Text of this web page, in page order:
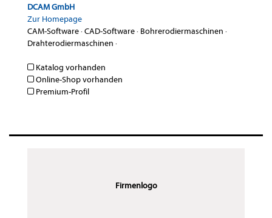
DCAM GmbH
Zur Homepage
CAM-Software·CAD-Software· Bohrerodiermaschinen ·
Drahterodiermaschinen ·
Katalog vorhanden
Online-Shop vorhanden
Premium-Profil
Firmenlogo